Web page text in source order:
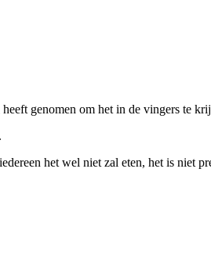
genomen om het in de vingers te
het wel niet zal eten, het is niet